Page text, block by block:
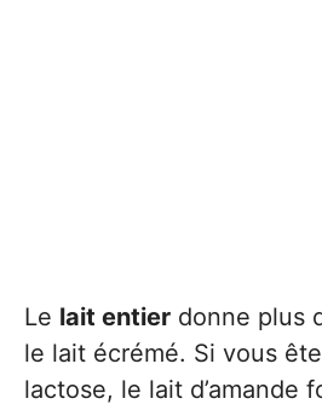
Le lait entier donne plus
le lait écrémé. Si vous
lactose, le lait d’amande